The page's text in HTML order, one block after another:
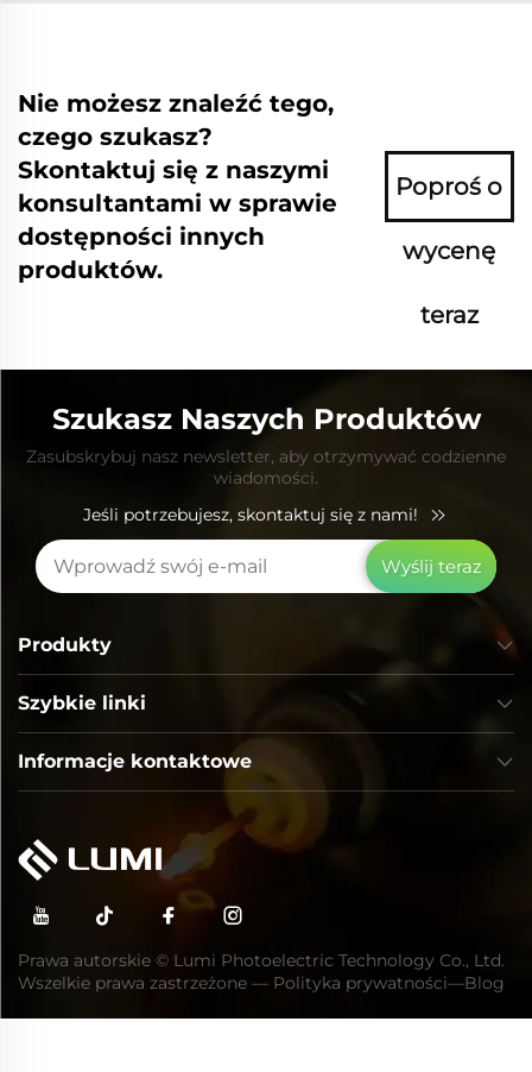
Nie możesz znaleźć tego,
czego szukasz?
Skontaktuj się z naszymi
konsultantami w sprawie
dostępności innych
produktów.
Poproś o
wycenę
teraz
Szukasz Naszych Produktów
Zasubskrybuj nasz newsletter, aby otrzymywać codzienne
wiadomości.
Jeśli potrzebujesz, skontaktuj się z nami!
Wyślij teraz
Szybkie linki
Produkty
Informacje kontaktowe
Prawa autorskie © Lumi Photoelectric Technology Co., Ltd.
Wszelkie prawa zastrzeżone — Polityka prywatności—Blog